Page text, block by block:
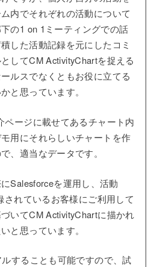
内でそれぞれの活動について
の1 on 1ミーティングでの話
した活動記録を元にしたコミ
してCM ActivityChartを捉える
ルスでなくともお役に立てる
と思っています。
ページに載せてあるチャート内
用にそれらしいチャートを作
、適当なデータです。
Salesforceを運用し、活動
されているお客様にご利用して
いてCM ActivityChartに描かれ
と思っています。
することも可能ですので、試